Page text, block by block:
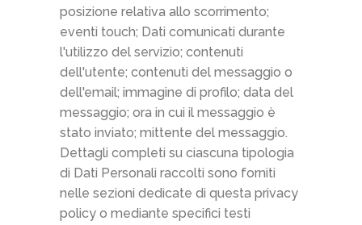
posizione relativa allo scorrimento;
eventi touch; Dati comunicati durante
l'utilizzo del servizio; contenuti
dell'utente; contenuti del messaggio o
dell'email; immagine di profilo; data del
messaggio; ora in cui il messaggio è
stato inviato; mittente del messaggio.
Dettagli completi su ciascuna tipologia
di Dati Personali raccolti sono forniti
nelle sezioni dedicate di questa privacy
policy o mediante specifici testi